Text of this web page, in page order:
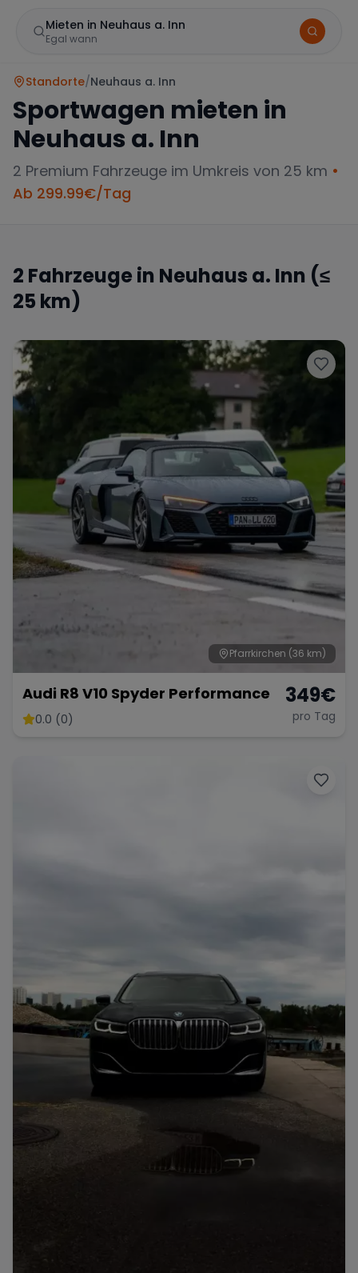
Mieten in Neuhaus a. Inn
Egal wann
Mercedes
Ferrari
McLaren Ford Jaguar
Tesla Chevrolet Dodge
Bugatti Lotus Maserati
Zeitraum wählen
Standorte/Neuhaus a. Inn
Sportwagen mieten in
Neuhaus a. Inn
2 Premium Fahrzeuge im Umkreis von 25 km •
Ab 299.99€/Tag
2 Fahrzeuge in Neuhaus a. Inn (≤
25 km)
Pfarrkirchen (36 km)
Audi R8 V10 Spyder Performance
0.0 (0)
349€
pro Tag